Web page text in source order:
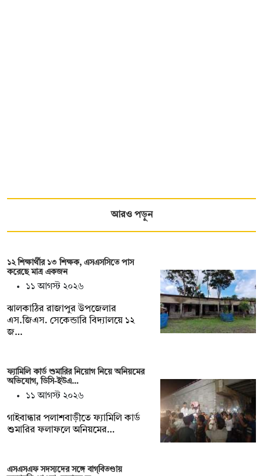
আরও পড়ুন
১২ শিক্ষার্থীর ১৩ শিক্ষক, এসএসসিতে পাস
করেছে মাত্র একজন
১১ আগস্ট ২০২৬
ঝালকাঠির রাজাপুর উপজেলার
এস.জিএস. সেকেন্ডারি বিদ্যালয়ে ১২
জ…
ফ্যামিলি কার্ড শুমারির নিয়োগ নিয়ে অনিয়মের
অভিযোগ, ডিসি-ইউএ…
১১ আগস্ট ২০২৬
গাইবান্ধার পলাশবাড়ীতে ফ্যামিলি কার্ড
শুমারির ফলাফলে অনিয়মের…
এসএসএফ সদস্যদের সঙ্গে বাগ্‌বিতণ্ডায়